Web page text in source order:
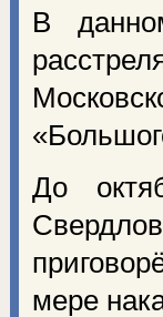
В
До
мере